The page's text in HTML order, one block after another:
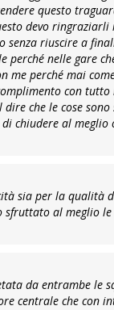
questo
devo
riuscire a
perché nelle gare
perché mai
con
che le cose
chiudere al
sia per la qualità
al meglio
da entrambe le
centrale che con